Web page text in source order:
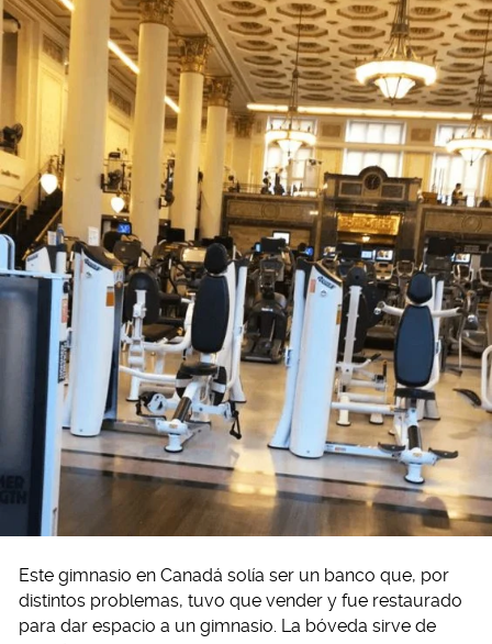
Este gimnasio en Canadá solía ser un banco que, por
distintos problemas, tuvo que vender y fue restaurado
para dar espacio a un gimnasio. La bóveda sirve de